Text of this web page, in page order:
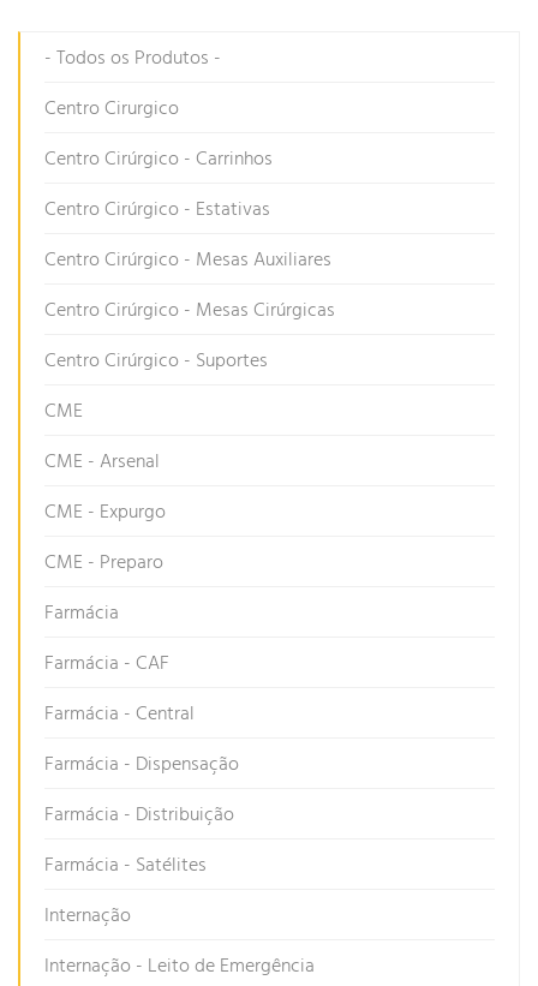
- Todos os Produtos -
Centro Cirurgico
Centro Cirúrgico - Carrinhos
Centro Cirúrgico - Estativas
Centro Cirúrgico - Mesas Auxiliares
Centro Cirúrgico - Mesas Cirúrgicas
Centro Cirúrgico - Suportes
CME
CME - Arsenal
CME - Expurgo
CME - Preparo
Farmácia
Farmácia - CAF
Farmácia - Central
Farmácia - Dispensação
Farmácia - Distribuição
Farmácia - Satélites
Internação
Internação - Leito de Emergência